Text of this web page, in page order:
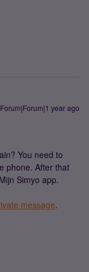
Forum|Forum|1 year ago
You need to
phone. After that
Simyo app.
message.